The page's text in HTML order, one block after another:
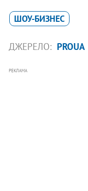
ШОУ-БИЗНЕС
ДЖЕРЕЛО: PROUA
РЕКЛАМА